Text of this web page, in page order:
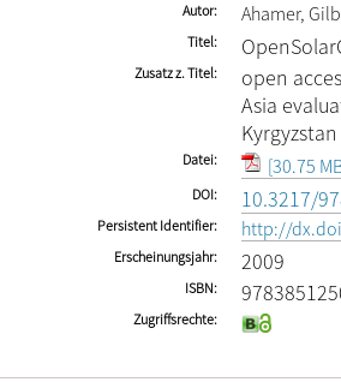
Autor Ahamer,
Titel
Zusatz z. Titel
open
Asia
Kyrgyzstan
Datei [30.75
DOI 10.3217/
Persistent Identifier http://
Erscheinungsjahr 2009
ISBN
Zugriffsrechte